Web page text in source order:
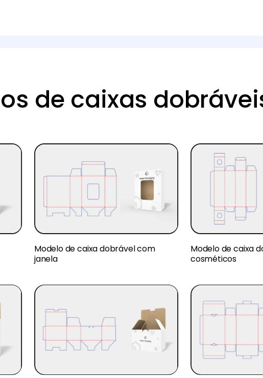
de caixas
Modelo de caixa dobrável com
janela
Modelo de caixa
cosméticos